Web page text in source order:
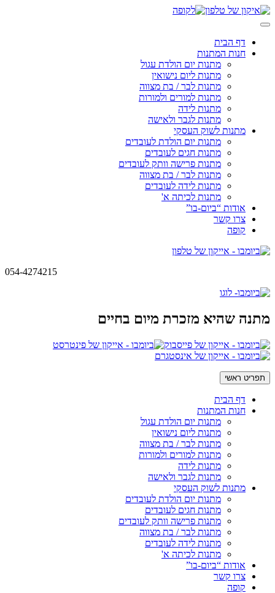
Skip
to
דף הבית
חנות המתנות
מתנות יום הולדת עגול
מתנות ליום נישואין
מתנות לבר / בת מצווה
מתנות למורים ולמורות
מתנות לידה
מתנות לגבר ולאישה
מתנות לשוק העסקי
מתנות יום הולדת לעובדים
מתנות חגים לעובדים
מתנות פרישה וותק לעובדים
מתנות לבר / בת מצווה
מתנות לידה לעובדים
מתנות לכיתה א'
אודות “ביום-בו”
צרו קשר
קופה
054-4274215
מתנה שהיא מזכרת מיום בחיים
תפריט ראשי
דף הבית
חנות המתנות
מתנות יום הולדת עגול
מתנות ליום נישואין
מתנות לבר / בת מצווה
מתנות למורים ולמורות
מתנות לידה
מתנות לגבר ולאישה
מתנות לשוק העסקי
מתנות יום הולדת לעובדים
מתנות חגים לעובדים
מתנות פרישה וותק לעובדים
מתנות לבר / בת מצווה
מתנות לידה לעובדים
מתנות לכיתה א'
אודות “ביום-בו”
צרו קשר
קופה